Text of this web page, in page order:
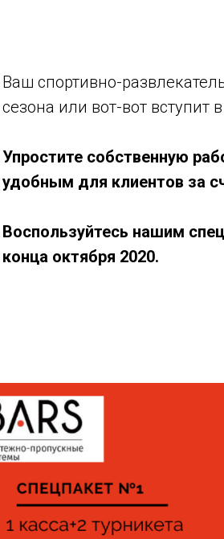
Ваш спортивно-
сезона или вот-вот вступит
Упростите собственную
удобным для клиентов за
Воспользуйтесь нашим
конца октября 2020.